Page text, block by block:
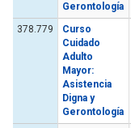
Gerontología
378.779
Curso
Cuidado
Adulto
Mayor:
Asistencia
Digna y
Gerontología